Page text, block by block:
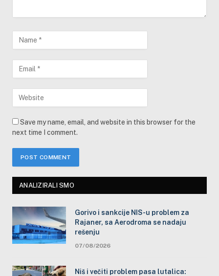
Save my name, email, and website in this browser for the
next time I comment.
ANALIZIRALI SMO
Gorivo i sankcije NIS-u problem za
Rajaner, sa Aerodroma se nadaju
rešenju
07/08/2026
Niš i večiti problem pasa lutalica: